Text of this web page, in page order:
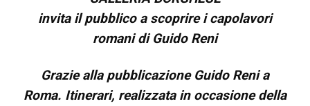
invita il pubblico a scoprire i capolavori
romani di Guido Reni
Grazie alla pubblicazione Guido Reni a
Roma. Itinerari, realizzata in occasione della